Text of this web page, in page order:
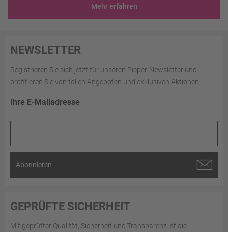
Mehr erfahren
NEWSLETTER
Registrieren Sie sich jetzt für unseren Pieper-Newsletter und
profitieren Sie von tollen Angeboten und exklusiven Aktionen.
Ihre E-Mailadresse
Abonnieren
GEPRÜFTE SICHERHEIT
Mit geprüfter Qualität, Sicherheit und Transparenz ist die